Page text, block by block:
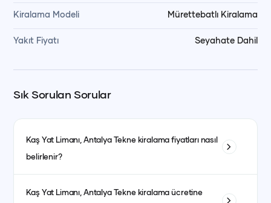
Kiralama Modeli Mürettebatlı Kiralama
Yakıt Fiyatı Seyahate Dahil
Sık Sorulan Sorular
Kaş Yat Limanı, AntalyaTekne kiralama fiyatları nasıl
belirlenir?
ve bulunduğu bölgeye göre değişiklik gösterir. Ayrıca sezon
Kaş Yat Limanı, AntalyaTekne kiralama ücretine